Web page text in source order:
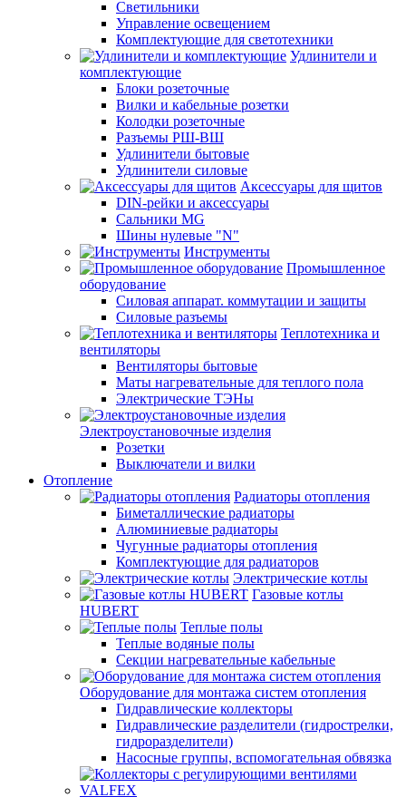
Светильники
Управление освещением
Комплектующие для светотехники
Удлинители и
комплектующие
Блоки розеточные
Вилки и кабельные розетки
Колодки розеточные
Разъемы РШ-ВШ
Удлинители бытовые
Удлинители силовые
Аксессуары для щитов
DIN-рейки и аксессуары
Сальники MG
Шины нулевые "N"
Инструменты
Промышленное
оборудование
Силовая аппарат. коммутации и защиты
Силовые разъемы
Теплотехника и
вентиляторы
Вентиляторы бытовые
Маты нагревательные для теплого пола
Электрические ТЭНы
Электроустановочные изделия
Розетки
Выключатели и вилки
Отопление
Радиаторы отопления
Биметаллические радиаторы
Алюминиевые радиаторы
Чугунные радиаторы отопления
Комплектующие для радиаторов
Электрические котлы
Газовые котлы
HUBERT
Теплые полы
Теплые водяные полы
Секции нагревательные кабельные
Оборудование для монтажа систем отопления
Гидравлические коллекторы
Гидравлические разделители (гидрострелки,
гидроразделители)
Насосные группы, вспомогательная обвязка